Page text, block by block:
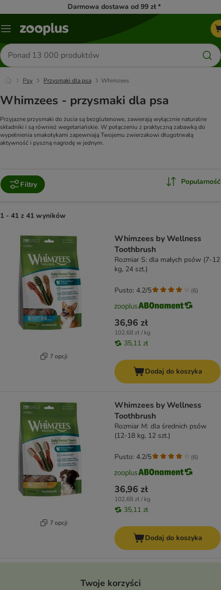
Darmowa dostawa od 99 zł *
Menu
Szukaj
produktów
Psy Przysmaki dla psa Whimzees
Whimzees - przysmaki dla psa
Przyjazne przysmaki do żucia są bezglutenowe, zawierają wyłącznie naturalne
składniki i są również wegetariańskie. W połączeniu z praktyczną zabawką do
wypełnienia smakołykami zapewniają Twojemu zwierzakowi długotrwałą
aktywność i pyszną nagrodę w jednym.
Filtry Popularność
1 - 41 z 41 wyników
7 opcji
Whimzees by Wellness
Toothbrush
Rozmiar S: dla małych psów (7-12
kg, 24 szt.)
36,96 zł
102,68 zł / kg
35,11 zł
Pusto: 4.2/5 (6)
Dodaj do koszyka
7 opcji
Whimzees by Wellness
Toothbrush
Rozmiar M: dla średnich psów
(12-18 kg, 12 szt.)
36,96 zł
102,68 zł / kg
35,11 zł
Pusto: 4.2/5 (6)
Dodaj do koszyka
Twoje korzyści